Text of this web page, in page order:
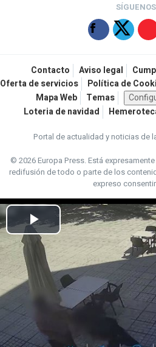
SÍGUENOS
Contacto Aviso legal
Oferta de servicios
Política de
Mapa Web
Temas
Loteria de navidad
Portal de actualidad y noticias de
© 2026 Europa Press.Está
redifusión de todo o parte de los
expreso